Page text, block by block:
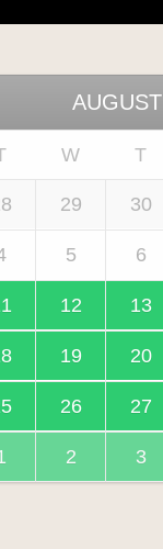
AUGUST
W T
29 30
5 6
12 13
19 20
26 27
2 3